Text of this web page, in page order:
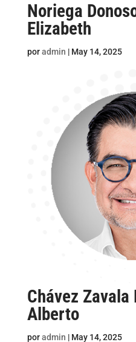
Noriega
Elizabeth
poradmin | May 14, 2025
Chávez
Alberto
poradmin | May 14, 2025